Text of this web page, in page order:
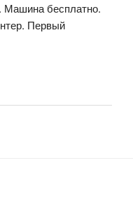
Машина бесплатно.
Первый